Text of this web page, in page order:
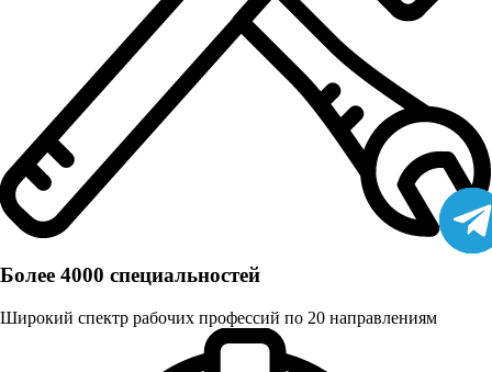
Более 4000 специальностей
Широкий спектр рабочих профессий по 20 направлениям